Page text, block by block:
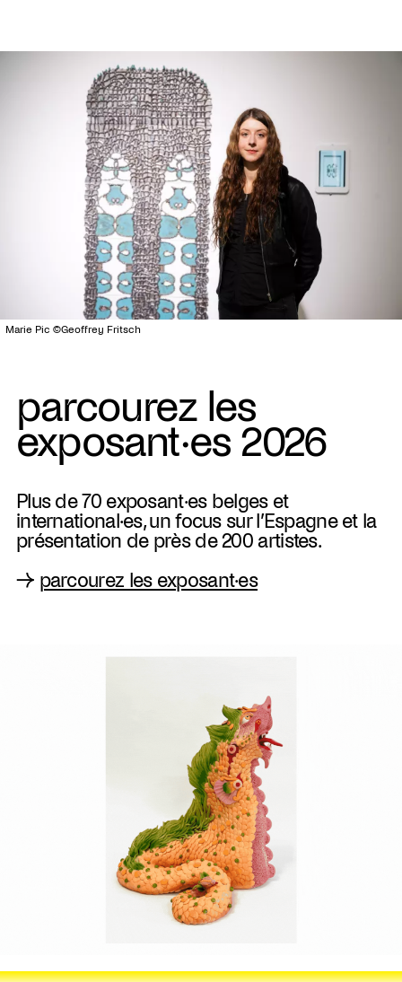
Marie Pic ©Geoffrey Fritsch
parcourez les
exposant·es 2026
Plus de 70 exposant·es belges et
international·es, un focus sur l’Espagne et la
présentation de près de 200 artistes.
→ parcourez les exposant·es